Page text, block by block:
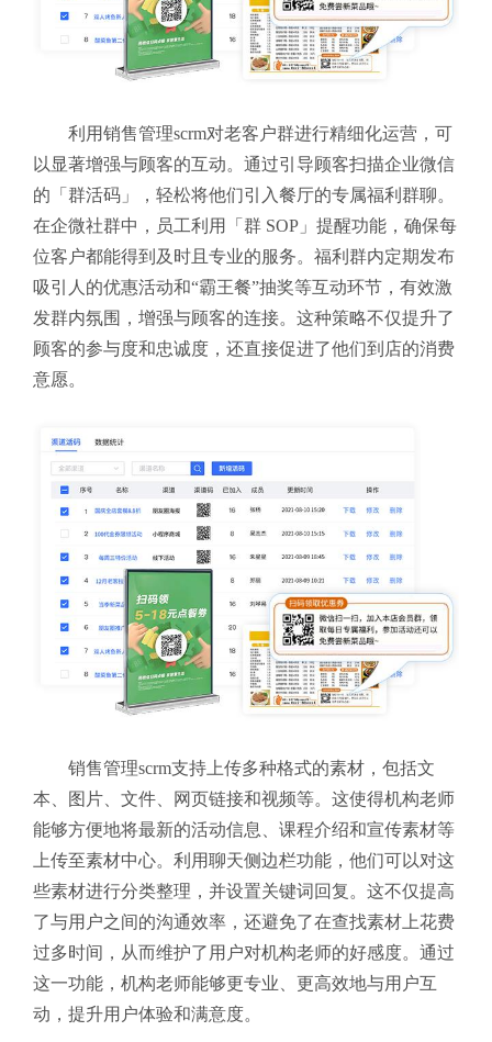
利用销售管理scrm对老客户群进行精细化运营，可
以显著增强与顾客的互动。通过引导顾客扫描企业微信
的「群活码」，轻松将他们引入餐厅的专属福利群聊。
在企微社群中，员工利用「群 SOP」提醒功能，确保每
位客户都能得到及时且专业的服务。福利群内定期发布
吸引人的优惠活动和“霸王餐”抽奖等互动环节，有效激
发群内氛围，增强与顾客的连接。这种策略不仅提升了
顾客的参与度和忠诚度，还直接促进了他们到店的消费
意愿。
销售管理scrm支持上传多种格式的素材，包括文
本、图片、文件、网页链接和视频等。这使得机构老师
能够方便地将最新的活动信息、课程介绍和宣传素材等
上传至素材中心。利用聊天侧边栏功能，他们可以对这
些素材进行分类整理，并设置关键词回复。这不仅提高
了与用户之间的沟通效率，还避免了在查找素材上花费
过多时间，从而维护了用户对机构老师的好感度。通过
这一功能，机构老师能够更专业、更高效地与用户互
动，提升用户体验和满意度。